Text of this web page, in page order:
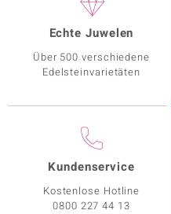
Echte Juwelen
Über 500 verschiedene
Edelsteinvarietäten
Kundenservice
Kostenlose Hotline
0800 227 44 13